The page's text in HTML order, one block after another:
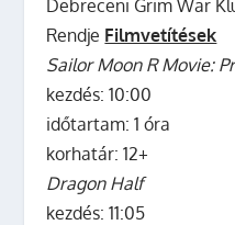
Debreceni Grim War
Rendje Filmvetítések
Sailor Moon R Movie:
kezdés: 10:00
időtartam: 1 óra
korhatár: 12+
Dragon Half
kezdés: 11:05